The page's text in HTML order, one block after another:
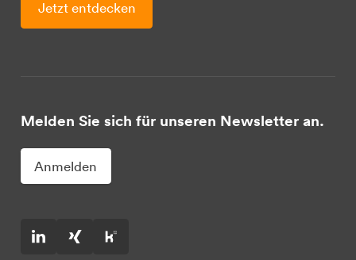
Jetzt entdecken
Melden Sie sich für unseren Newsletter an.
Anmelden